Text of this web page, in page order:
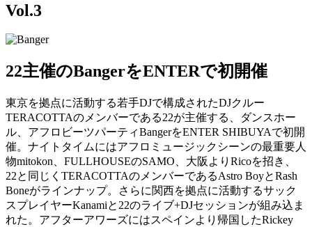
Vol.3
22主催のBangerをENTERで初開催
東京を拠点に活動する若手DJで構成されたDJクルー
TERACOTTAのメンバーである22が主催する、ダンスホー
ル、アフロビーツパーティBangerをENTER SHIBUYAで初開
催。ナイトタイムにはアフロミュージックシーンの最重要人
物mitokon、FULLHOUSEのSAMO、大阪よりRicoを招き、
22と同じくTERACOTTAのメンバーであるAstro BoyとRash
Boneがラインナップ。さらに関西を拠点に活動するサック
スプレイヤーKanamiと22のライブ+DJセッションが組み込ま
れた。アフターアワーズにはスペインより帰国したRickey